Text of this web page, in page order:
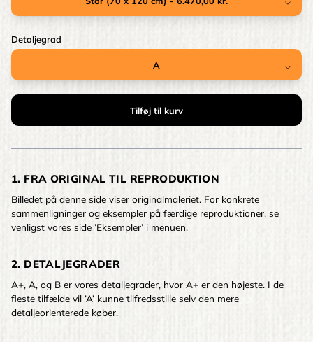
Detaljegrad
1. FRA ORIGINAL TIL REPRODUKTION
Billedet på denne side viser originalmaleriet. For konkrete
sammenligninger og eksempler på færdige reproduktioner, se
venligst vores side ’Eksempler’ i menuen.
2. DETALJEGRADER
A+, A, og B er vores detaljegrader, hvor A+ er den højeste. I de
fleste tilfælde vil ’A’ kunne tilfredsstille selv den mere
detaljeorienterede køber.